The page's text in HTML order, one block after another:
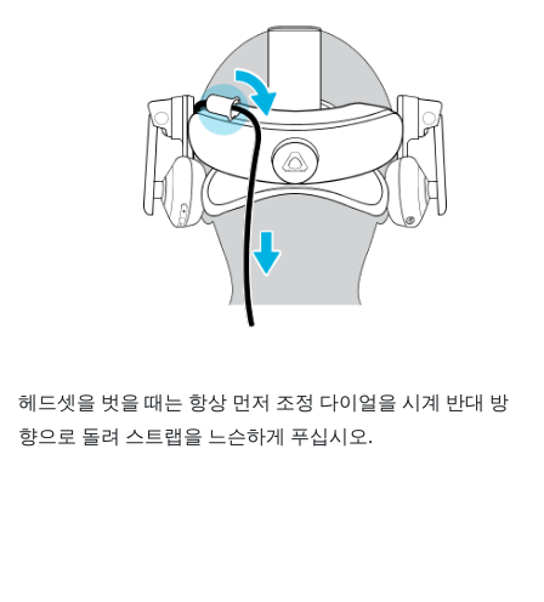
헤드셋을 벗을 때는 항상 먼저 조정 다이얼을 시계 반대 방
향으로 돌려 스트랩을 느슨하게 푸십시오.